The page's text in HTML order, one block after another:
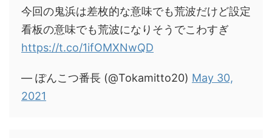
今回の鬼浜は差枚的な意味でも荒波だけど設定
看板の意味でも荒波になりそうでこわすぎ
https://t.co/1ifOMXNwQD
— ぽんこつ番長 (@Tokamitto20) May 30,
2021